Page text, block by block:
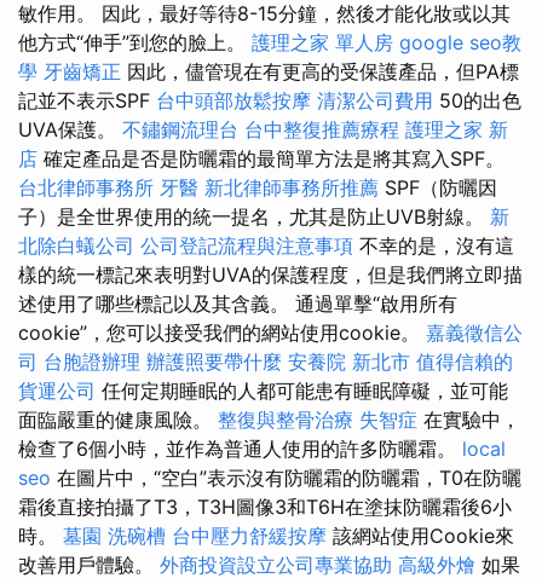
敏作用。 因此，最好等待8-15分鐘，然後才能化妝或以其
他方式“伸手”到您的臉上。 護理之家 單人房 google seo教
學 牙齒矯正 因此，儘管現在有更高的受保護產品，但PA標
記並不表示SPF 台中頭部放鬆按摩 清潔公司費用 50的出色
UVA保護。 不鏽鋼流理台 台中整復推薦療程 護理之家 新
店 確定產品是否是防曬霜的最簡單方法是將其寫入SPF。
台北律師事務所 牙醫 新北律師事務所推薦 SPF（防曬因
子）是全世界使用的統一提名，尤其是防止UVB射線。 新
北除白蟻公司 公司登記流程與注意事項 不幸的是，沒有這
樣的統一標記來表明對UVA的保護程度，但是我們將立即描
述使用了哪些標記以及其含義。 通過單擊“啟用所有
cookie”，您可以接受我們的網站使用cookie。 嘉義徵信公
司 台胞證辦理 辦護照要帶什麼 安養院 新北市 值得信賴的
貨運公司 任何定期睡眠的人都可能患有睡眠障礙，並可能
面臨嚴重的健康風險。 整復與整骨治療 失智症 在實驗中，
檢查了6個小時，並作為普通人使用的許多防曬霜。 local
seo 在圖片中，“空白”表示沒有防曬霜的防曬霜，T0在防曬
霜後直接拍攝了T3，T3H圖像3和T6H在塗抹防曬霜後6小
時。 墓園 洗碗槽 台中壓力舒緩按摩 該網站使用Cookie來
改善用戶體驗。 外商投資設立公司專業協助 高級外燴 如果